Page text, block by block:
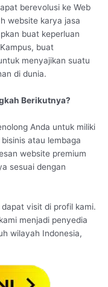
berevolusi ke Web
website karya jasa
buat keperluan
buat
menyajikan suatu
di dunia.
Berikutnya?
Anda untuk miliki
atau lembaga
website premium
sesuai dengan
visit di profil kami.
menjadi penyedia
wilayah Indonesia,